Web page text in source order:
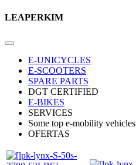
LEAPERKIM
E-UNICYCLES
E-SCOOTERS
SPARE PARTS
DGT CERTIFIED
E-BIKES
SERVICES
Some top e-mobility vehicles
OFERTAS